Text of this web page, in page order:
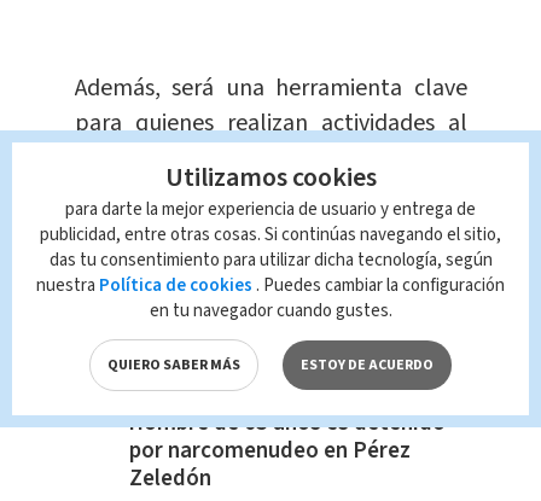
Además, será una herramienta clave
para quienes realizan actividades al
camping.Con esta implementación,
Costa Rica se suma a países como
Estados Unidos, donde ya se ofrece
este tipo de conectividad directa al
celular mediante Starlink.
Te recomendamos
Hombre de 63 años es detenido
por narcomenudeo en Pérez
Zeledón
Utilizamos cookies
para darte la mejor experiencia de usuario y entrega de
publicidad, entre otras cosas. Si continúas navegando el sitio,
das tu consentimiento para utilizar dicha tecnología, según
nuestra Política de cookies . Puedes cambiar la configuración
en tu navegador cuando gustes.
QUIERO SABER MÁS ESTOY DE ACUERDO